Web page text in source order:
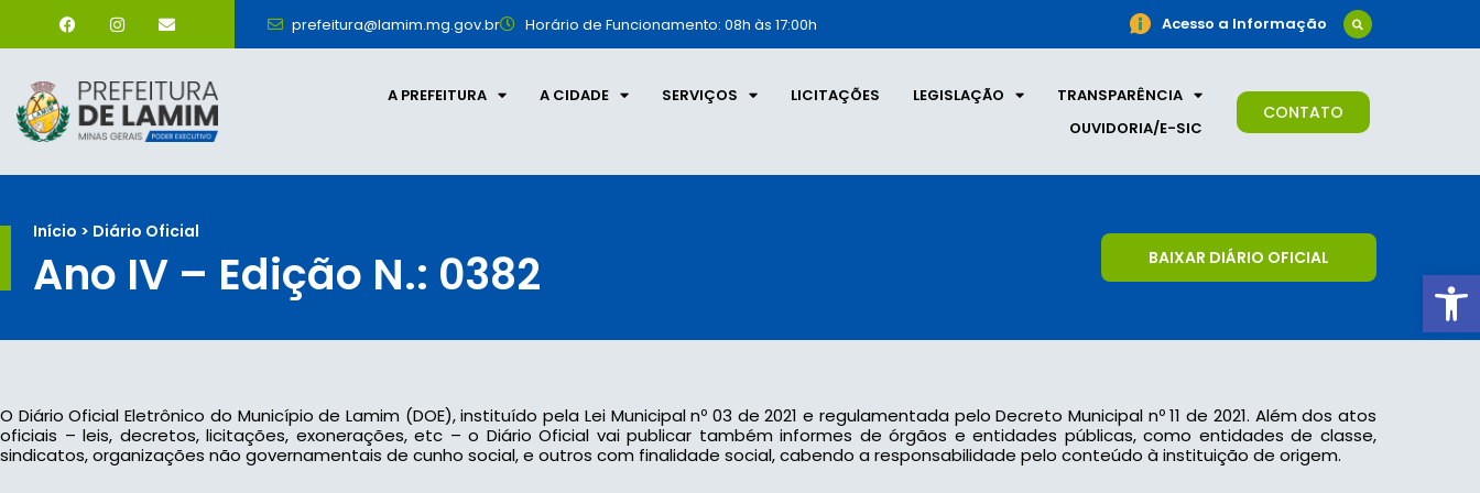
prefeitura@lamim.mg.gov.br Horário de Funcionamento: 08h às 17:00h Acesso a Informação
A PREFEITURA A CIDADE SERVIÇOS LICITAÇÕES LEGISLAÇÃO
TRANSPARÊNCIA
OUVIDORIA/E-SIC
CONTATO
Início > Diário Oficial
Ano IV – Edição N.: 0382 BAIXAR DIÁRIO OFICIAL
O Diário Oficial Eletrônico do Município de Lamim (DOE), instituído pela Lei Municipal nº 03 de 2021 e regulamentada pelo Decreto Municipal nº 11 de 2021. Além dos atos
oficiais – leis, decretos, licitações, exonerações, etc – o Diário Oficial vai publicar também informes de órgãos e entidades públicas, como entidades de classe,
sindicatos, organizações não governamentais de cunho social, e outros com finalidade social, cabendo a responsabilidade pelo conteúdo à instituição de origem.